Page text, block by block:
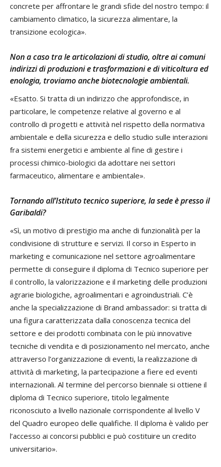
concrete per affrontare le grandi sfide del nostro tempo: il
cambiamento climatico, la sicurezza alimentare, la
transizione ecologica».
Non a caso tra le articolazioni di studio, oltre ai comuni
indirizzi di produzioni e trasformazioni e di viticoltura ed
enologia, troviamo anche biotecnologie ambientali.
«Esatto. Si tratta di un indirizzo che approfondisce, in
particolare, le competenze relative al governo e al
controllo di progetti e attività nel rispetto della normativa
ambientale e della sicurezza e dello studio sulle interazioni
fra sistemi energetici e ambiente al fine di gestire i
processi chimico-biologici da adottare nei settori
farmaceutico, alimentare e ambientale».
Tornando all’Istituto tecnico superiore, la sede è presso il
Garibaldi?
«Sì, un motivo di prestigio ma anche di funzionalità per la
condivisione di strutture e servizi. Il corso in Esperto in
marketing e comunicazione nel settore agroalimentare
permette di conseguire il diploma di Tecnico superiore per
il controllo, la valorizzazione e il marketing delle produzioni
agrarie biologiche, agroalimentari e agroindustriali. C’è
anche la specializzazione di Brand ambassador: si tratta di
una figura caratterizzata dalla conoscenza tecnica del
settore e dei prodotti combinata con le più innovative
tecniche di vendita e di posizionamento nel mercato, anche
attraverso l’organizzazione di eventi, la realizzazione di
attività di marketing, la partecipazione a fiere ed eventi
internazionali. Al termine del percorso biennale si ottiene il
diploma di Tecnico superiore, titolo legalmente
riconosciuto a livello nazionale corrispondente al livello V
del Quadro europeo delle qualifiche. Il diploma è valido per
l’accesso ai concorsi pubblici e può costituire un credito
universitario».